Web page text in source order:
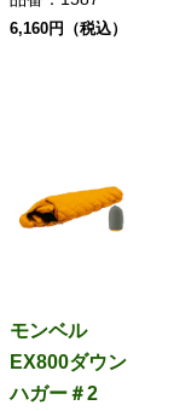
6,160円（税込）
モンベル
EX800ダウン
ハガー＃2